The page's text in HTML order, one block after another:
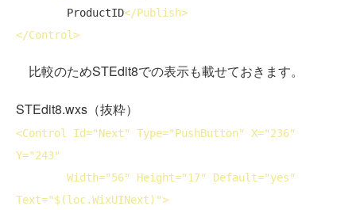
        ProductID
</Publish>
</Control>
比較のためSTEdit8での表示も載せておきます。
STEdit8.wxs（抜粋）
<Control Id="Next" Type="PushButton" X
Y="243"
Width="56" Height="17" Default
Text="$(loc.WixUINext)">